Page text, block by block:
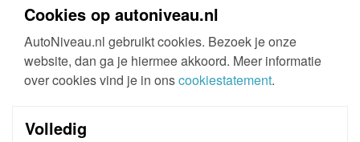
Cookies op autoniveau.nl
AutoNiveau.nl gebruikt cookies. Bezoek je onze
website, dan ga je hiermee akkoord. Meer informatie
over cookies vind je in onscookiestatement.
Volledig
kunnen maken van AutoNiveau Remote Diagnostics.
Meer informatie